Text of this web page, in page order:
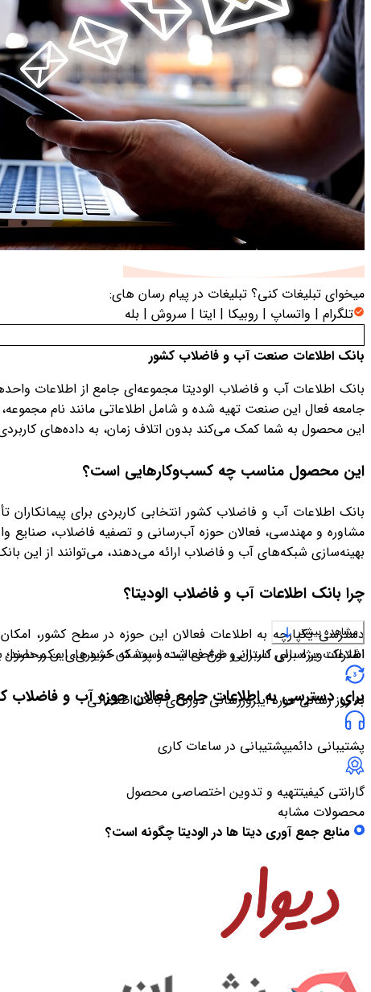
میخوای تبلیغات کنی؟ تبلیغات در پیام رسان های:
تلگرام | واتساپ | روبیکا | ایتا | سروش | بله
بانک اطلاعات صنعت آب و فاضلاب کشور
بانک اطلاعات آب و فاضلاب الودیتا مجموعه‌ای جامع از اطلاعات
جامعه فعال این صنعت تهیه شده و شامل اطلاعاتی مانند نام
این محصول به شما کمک می‌کند بدون اتلاف زمان، به داده‌های
این محصول مناسب چه کسب‌وکارهایی است؟
بانک اطلاعات آب و فاضلاب کشور انتخابی کاربردی برای
مشاوره و مهندسی، فعالان حوزه آب‌رسانی و تصفیه فاضلاب،
بهینه‌سازی شبکه‌های آب و فاضلاب ارائه می‌دهند، می‌توانند از این
چرا بانک اطلاعات آب و فاضلاب الودیتا؟
دسترسی یکپارچه به اطلاعات فعالان این حوزه در سطح کشور،
اطلاعات بر اساس استان و نوع فعالیت و پوشش کشوری، این محصول
برای دسترسی به اطلاعات جامع فعالان حوزه آب و فاضلاب
مشاهده بیشتر
اشتراک ویژه برای کاربرانی طراحی شده است که خریدهای مکرر
به روز رسانی دوره ایبروزرسانی دوره ای بانک اطلاعاتی
پشتیبانی دائمیپشتیبانی در ساعات کاری
گارانتی کیفیتتهیه و تدوین اختصاصی محصول
محصولات مشابه
منابع جمع آوری دیتا ها در الودیتا چگونه است؟